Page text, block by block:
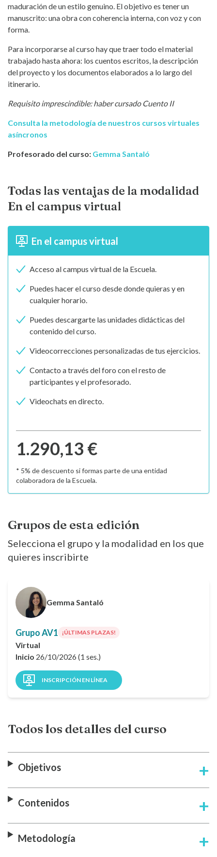
maduración de un estilo genuino. El objetivo es tener un
manuscrito: una obra con coherencia interna, con voz y con
forma.
Para incorporarse al curso hay que traer todo el material
trabajado hasta ahora: los cuentos escritos, la descripción
del proyecto y los documentos elaborados a lo largo del
itinerario.
Requisito imprescindible: haber cursado Cuento II
Consulta la metodología de nuestros cursos virtuales
asíncronos
Profesorado del curso: Gemma Santaló
Todas las ventajas de la modalidad
En el campus virtual
En el campus virtual
Acceso al campus virtual de la Escuela.
Puedes hacer el curso desde donde quieras y en
cualquier horario.
Puedes descargarte las unidades didácticas del
contenido del curso.
Videocorrecciones personalizadas de tus ejercicios.
Contacto a través del foro con el resto de
participantes y el profesorado.
Videochats en directo.
1.290,13 €
* 5% de descuento si formas parte de una entidad
colaboradora de la Escuela.
Grupos de esta edición
Selecciona el grupo y la modalidad en los que
quieres inscribirte
Grupo AV1 ¡ÚLTIMAS PLAZAS!
Virtual
Inicio 26/10/2026 (1 ses.)
Gemma Santaló
INSCRIPCIÓN EN LÍNEA
Todos los detalles del curso
Objetivos
Contenidos
Metodología